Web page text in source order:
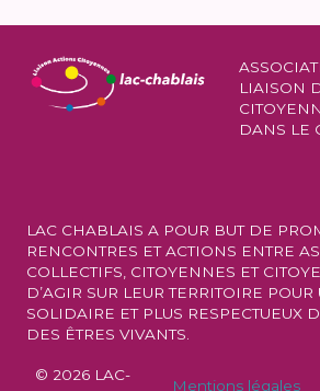
LIAISON
DANS LE
LAC CHABLAIS A POUR BUT DE
RENCONTRES ET ACTIONS ENTRE
COLLECTIFS, CITOYENNES ET
D’AGIR SUR LEUR TERRITOIRE
SOLIDAIRE ET PLUS RESPECTUEUX
DES ÊTRES VIVANTS.
© 2026 LAC-
Mentions légales